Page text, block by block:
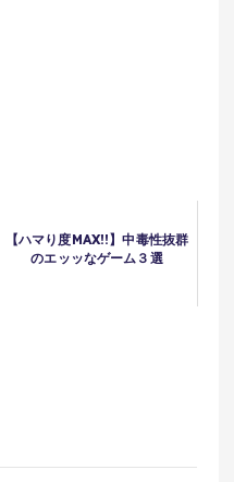
【ハマり度MAX!!】中毒性抜群
のエッッなゲーム３選